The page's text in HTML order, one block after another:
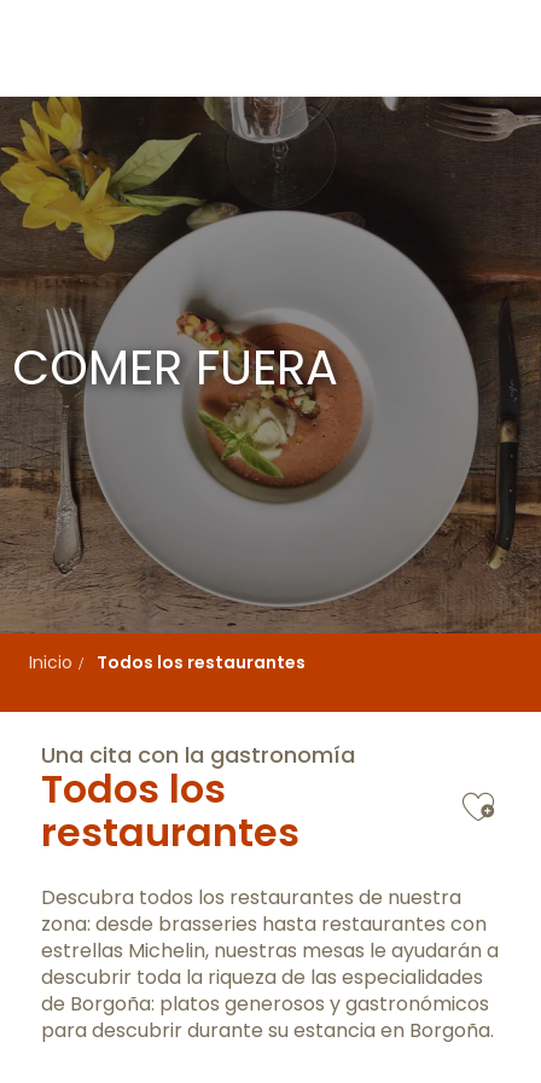
COMER FUERA
Inicio Todos los restaurantes
Una cita con la gastronomía
Todos los
restaurantes
Descubra todos los restaurantes de nuestra
zona: desde brasseries hasta restaurantes con
estrellas Michelin, nuestras mesas le ayudarán a
descubrir toda la riqueza de las especialidades
de Borgoña: platos generosos y gastronómicos
para descubrir durante su estancia en Borgoña.